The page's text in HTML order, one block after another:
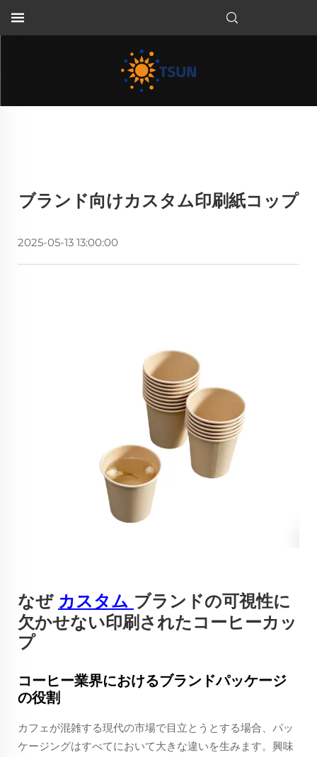
ブランド向けカスタム印刷紙コップ
2025-05-13 13:00:00
なぜ カスタム ブランドの可視性に
欠かせない印刷されたコーヒーカッ
プ
コーヒー業界におけるブランドパッケージ
の役割
カフェが混雑する現代の市場で目立とうとする場合、パッ
ケージングはすべてにおいて大きな違いを生みます。興味